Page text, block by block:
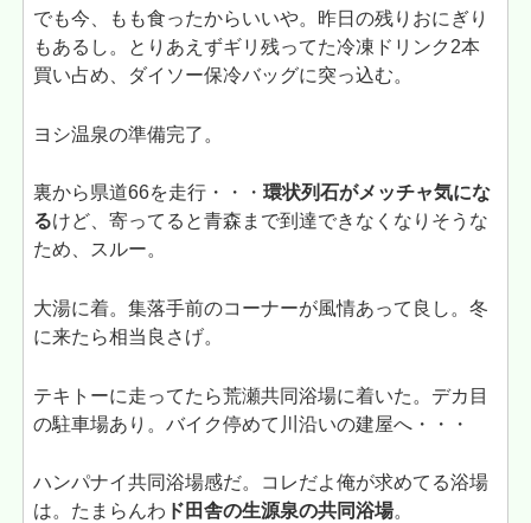
でも今、もも食ったからいいや。昨日の残りおにぎり
もあるし。とりあえずギリ残ってた冷凍ドリンク2本
買い占め、ダイソー保冷バッグに突っ込む。
ヨシ温泉の準備完了。
裏から県道66を走行・・・環状列石がメッチャ気にな
るけど、寄ってると青森まで到達できなくなりそうな
ため、スルー。
大湯に着。集落手前のコーナーが風情あって良し。冬
に来たら相当良さげ。
テキトーに走ってたら荒瀬共同浴場に着いた。デカ目
の駐車場あり。バイク停めて川沿いの建屋へ・・・
ハンパナイ共同浴場感だ。コレだよ俺が求めてる浴場
は。たまらんわ ド田舎の生源泉の共同浴場。